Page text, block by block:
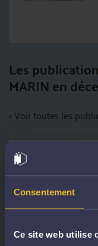
Consentement
Ce site web utilise
Les
MARIN en
< Voir toutes les